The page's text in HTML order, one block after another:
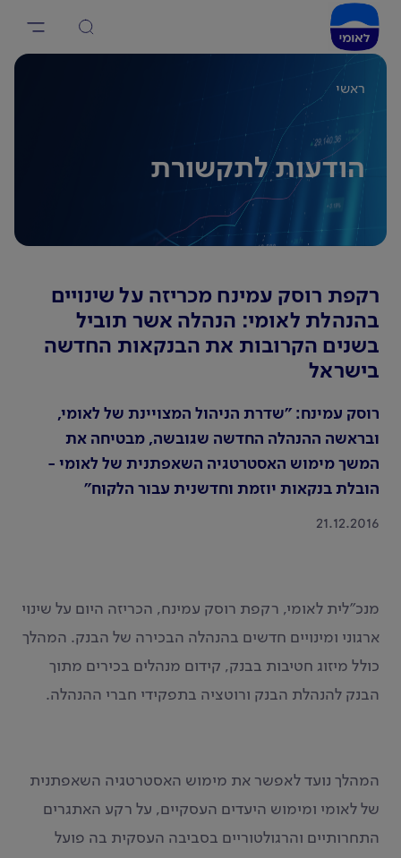
ראשי
הודעות לתקשורת
רקפת רוסק עמינח מכריזה על שינויים
בהנהלת לאומי: הנהלה אשר תוביל
בשנים הקרובות את הבנקאות החדשה
בישראל
רוסק עמינח: "שדרת הניהול המצויינת של לאומי,
ובראשה ההנהלה החדשה שגובשה, מבטיחה את
המשך מימוש האסטרטגיה השאפתנית של לאומי -
הובלת בנקאות יוזמת וחדשנית עבור הלקוח"
21.12.2016
מנכ"לית לאומי, רקפת רוסק עמינח, הכריזה היום על שינוי
ארגוני ומינויים חדשים בהנהלה הבכירה של הבנק. המהלך
כולל מיזוג חטיבות בבנק, קידום מנהלים בכירים מתוך
הבנק להנהלת הבנק ורוטציה בתפקידי חברי ההנהלה.
המהלך נועד לאפשר את מימוש האסטרטגיה השאפתנית
של לאומי ומימוש היעדים העסקיים, על רקע האתגרים
התחרותיים והרגולטוריים בסביבה העסקית בה פועל